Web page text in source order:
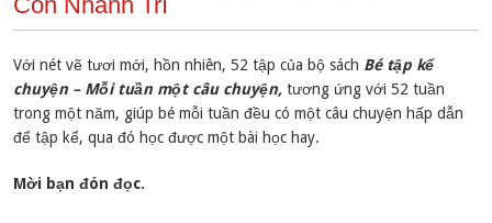
Với nét vẽ tươi mới, hồn nhiên, 52 tập của bộ sách Bé tập kể
chuyện – Mỗi tuần một câu chuyện, tương ứng với 52 tuần
trong một năm, giúp bé mỗi tuần đều có một câu chuyện hấp dẫn
để tập kể, qua đó học được một bài học hay.
Mời bạn đón đọc.